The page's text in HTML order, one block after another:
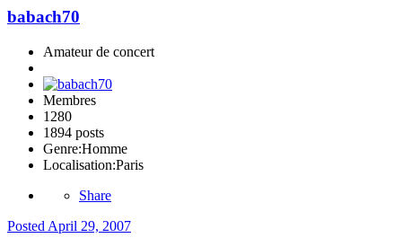
babach70
Amateur de concert
Membres
1280
1894 posts
Genre:Homme
Localisation:Paris
Share
Posted April 29, 2007